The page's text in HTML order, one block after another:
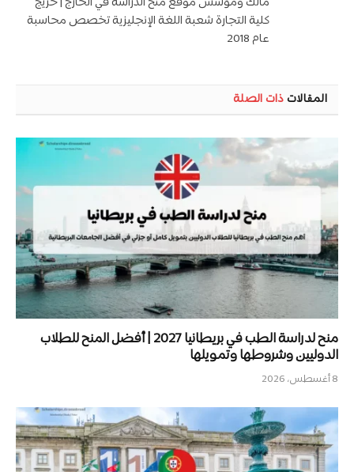
كلية التجارة شعبة اللغة الإنجليزية تخصص محاسبة
عام 2018
المقالاتذات الصلة
منح لدراسة الطب في بريطانيا 2027 | أفضل المنح للطلاب
الدوليين وشروطها وتمويلها
8 أغسطس، 2026